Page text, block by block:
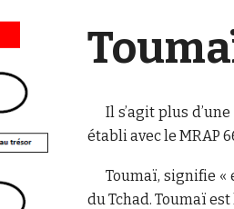
Il s’agit plus
établi avec le MRAP
Toumaï, signifie «
du Tchad. Toumaï